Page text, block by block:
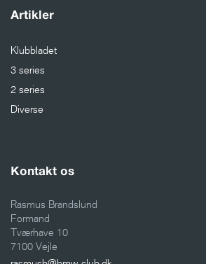
Artikler
Klubbladet
3 series
2 series
Diverse
Kontakt os
Rasmus Brandslund
Formand
Tværhave 10
7100 Vejle